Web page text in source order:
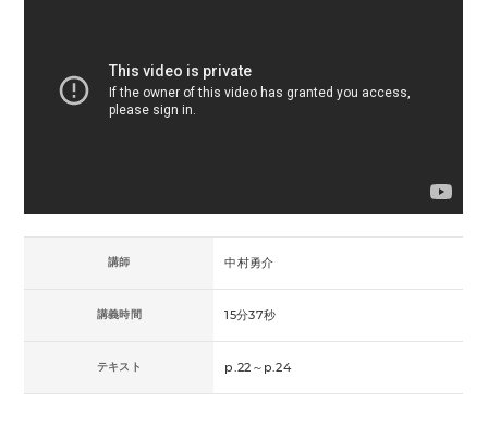
講師 中村勇介
講義時間 15分37秒
テキスト p.22～p.24